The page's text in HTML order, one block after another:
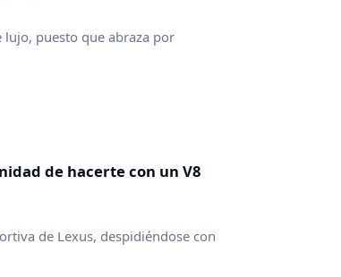
lujo, puesto que abraza por
de hacerte con un V8
de Lexus, despidiéndose con